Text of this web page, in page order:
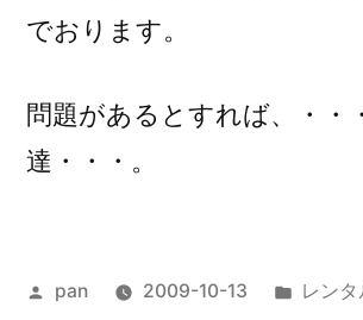
でおります。
問題があるとすれば、・・
達・・・。
投
pan 2009-10-13
カ
レン